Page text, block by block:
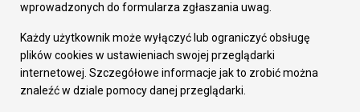
Oferty inwestycyjne
Pozostałe
Deklaracja dostępności
Dane osobowe
Dodaj opinię o witrynie
wprowadzonych do formularza zgłaszania uwag.
Każdy użytkownik może wyłączyć lub ograniczyć obsługę
plików cookies w ustawieniach swojej przeglądarki
internetowej. Szczegółowe informacje jak to zrobić można
znaleźć w dziale pomocy danej przeglądarki.